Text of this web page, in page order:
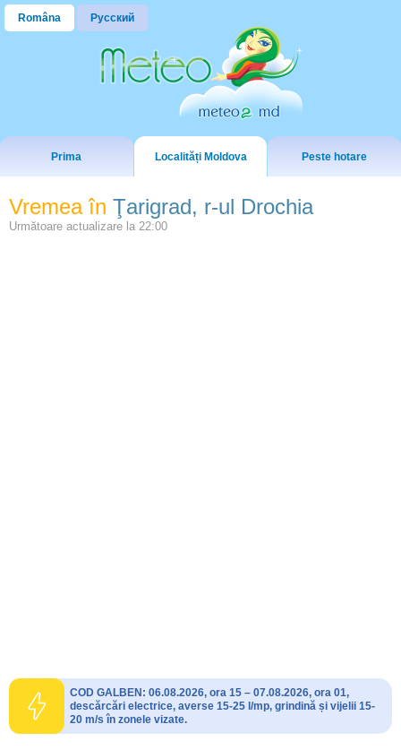
Româna Русский
Prima Localități Moldova Peste hotare
Vremea în Ţarigrad, r-ul Drochia
Următoare actualizare la 22:00
COD GALBEN: 06.08.2026, ora 15 – 07.08.2026, ora 01,
descărcări electrice, averse 15-25 l/mp, grindină și vijelii 15-
20 m/s în zonele vizate.